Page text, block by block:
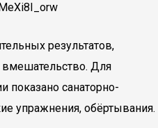
результатов,
Для
показано санаторно-
упражнения, обёртывания.